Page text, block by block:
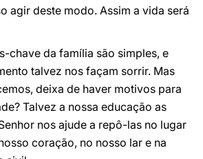
agir deste modo. Assim a vida será
chave da família são simples, e
talvez nos façam sorrir. Mas
deixa de haver motivos para
Talvez a nossa educação as
nos ajude a repô-las no lugar
coração, no nosso lar e na